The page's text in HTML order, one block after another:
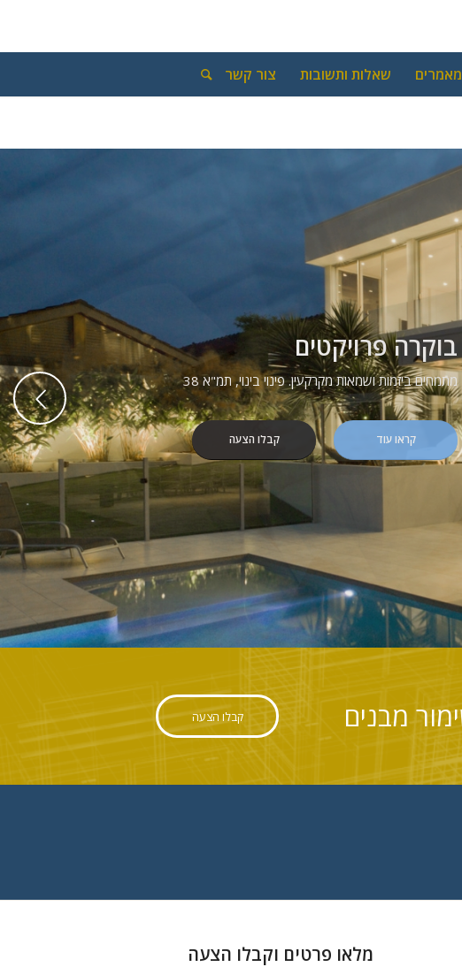
מאמרים שאלות ותשובות צור קשר
בוקרה פרויקטים
מתמחים ביזמות ושמאות מקרקעין. פינוי בינוי, תמ"א 38
קרא עוד קבלו הצעה
Previous
קבלו הצעה
מלאו פרטים וקבלו הצעה